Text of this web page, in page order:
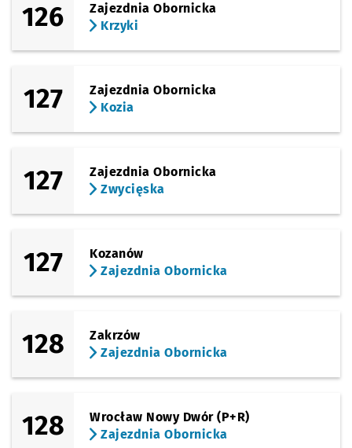
126
Zajezdnia Obornicka
Krzyki
127
Zajezdnia Obornicka
Kozia
127
Zajezdnia Obornicka
Zwycięska
127
Kozanów
Zajezdnia Obornicka
128
Zakrzów
Zajezdnia Obornicka
128
Wrocław Nowy Dwór (P+R)
Zajezdnia Obornicka